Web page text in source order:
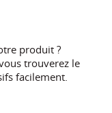
produit ?
trouverez le
facilement.